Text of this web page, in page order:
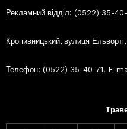
Рекламний відділ: (0522) 35-
Кропивницький, вулиця
Телефон: (0522) 35-40-71. E-